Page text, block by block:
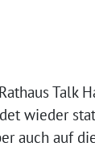
Talk
wieder
auch auf